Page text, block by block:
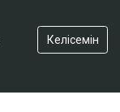
Келісемін